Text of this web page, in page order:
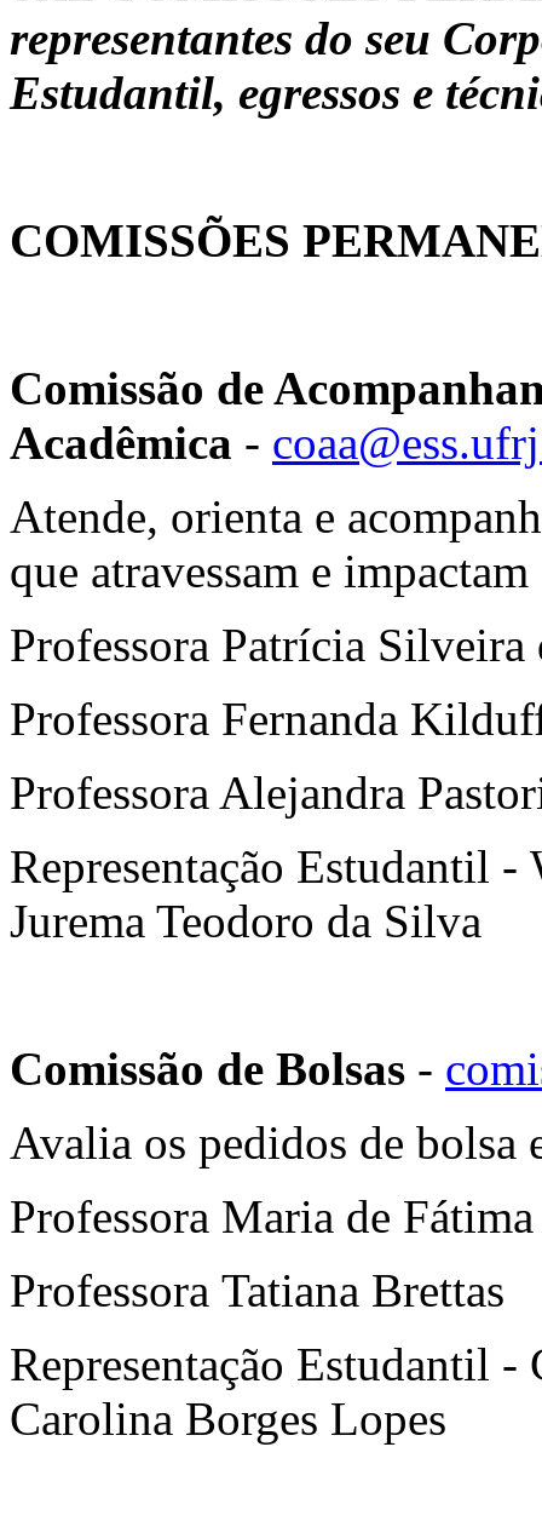
representantes do seu
Estudantil, egressos e
COMISSÕES
Comissão de
Acadêmica -
Atende, orienta e
que atravessam e
Professora Patrícia Silveira
Professora Fernanda
Professora Alejandra
Representação Estudantil
Jurema Teodoro da Silva
Comissão de Bolsas -
Avalia os pedidos de bolsa
Professora Maria de
Professora Tatiana Brettas
Representação Estudantil
Carolina Borges Lopes